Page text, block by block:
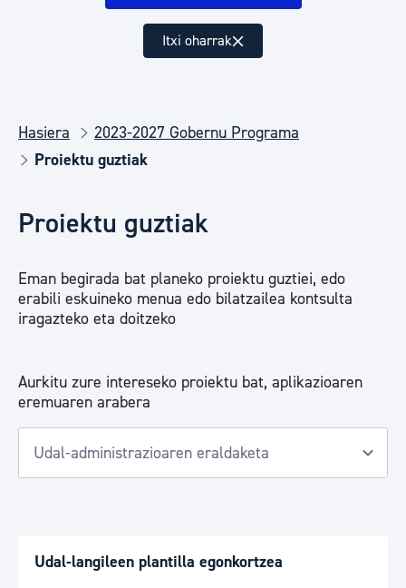
Itxi oharrak
Hasiera
2023-2027 Gobernu Programa
Proiektu guztiak
Proiektu guztiak
Eman begirada bat planeko proiektu guztiei, edo
erabili eskuineko menua edo bilatzailea kontsulta
iragazteko eta doitzeko
Aurkitu zure intereseko proiektu bat, aplikazioaren
eremuaren arabera
Udal-langileen plantilla egonkortzea